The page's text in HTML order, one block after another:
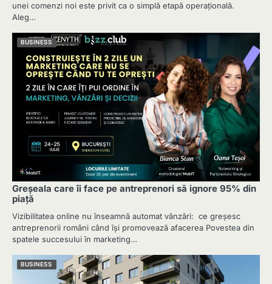
unei comenzi noi este privit ca o simplă etapă operațională.
Aleg…
BUSINESS
Greșeala care îi face pe antreprenori să ignore 95% din
piață
Vizibilitatea online nu înseamnă automat vânzări: ce greșesc
antreprenorii români când își promovează afacerea Povestea din
spatele succesului în marketing…
BUSINESS